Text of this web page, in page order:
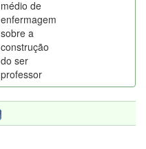
médio de
enfermagem
sobre a
construção
do ser
professor